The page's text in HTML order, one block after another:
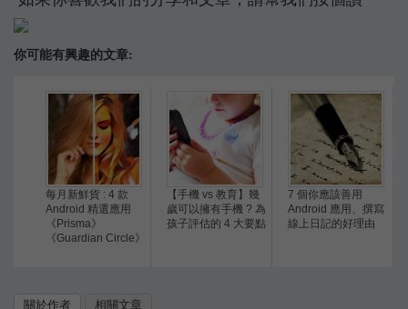
你可能有興趣的文章:
每月新鮮貨 : 4 款
Android 精選應用
《Prisma》
《Guardian Circle》
【手機 vs 教育】幾
歲可以擁有手機 ? 為
孩子評估的 4 大要點
7 個你應該善用
Android 應用、撰寫
線上日記的好理由
關於作者 相關文章